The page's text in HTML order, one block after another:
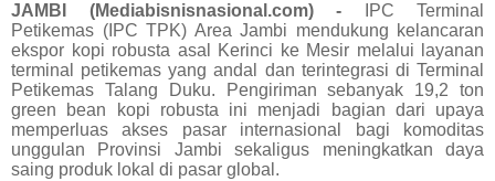
JAMBI (Mediabisnisnasional.com) -
IPC Terminal
Petikemas (IPC TPK) Area Jambi mendukung kelancaran
ekspor kopi robusta asal Kerinci ke Mesir melalui layanan
terminal petikemas yang andal dan terintegrasi di Terminal
Petikemas Talang Duku. Pengiriman sebanyak 19,2 ton
green bean kopi robusta ini menjadi bagian dari upaya
memperluas akses pasar internasional bagi komoditas
unggulan Provinsi Jambi sekaligus meningkatkan daya
saing produk lokal di pasar global.